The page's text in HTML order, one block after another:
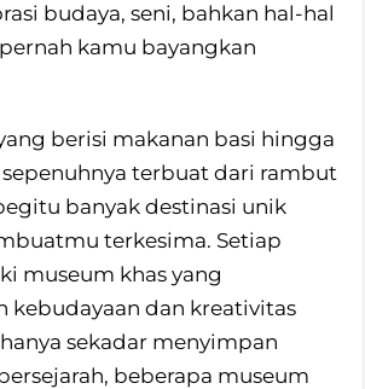
budaya, seni, bahkan hal-hal
kamu bayangkan
berisi makanan basi hingga
terbuat dari rambut
banyak destinasi unik
terkesima. Setiap
museum khas yang
kebudayaan dan kreativitas
sekadar menyimpan
beberapa museum